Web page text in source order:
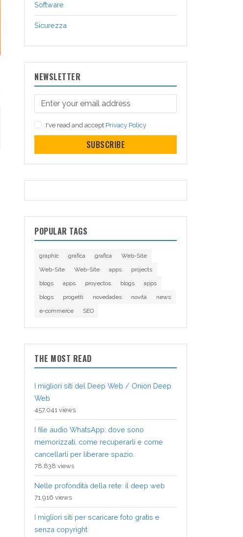
Software
Sicurezza
NEWSLETTER
I've read and accept Privacy Policy
SUBSCRIBE
POPULAR TAGS
graphic grafica grafica
Web-Site
Web-Site
Web-Site apps
projects
blogs
apps proyectos blogs
apps
blogs
progetti novedades novità
news
e-commerce
SEO
THE MOST READ
I migliori siti del Deep Web / Onion Deep
Web
457,041 views
I file audio WhatsApp: dove sono
memorizzati, come recuperarli e come
cancellarli per liberare spazio.
78,838 views
Nelle profondità della rete: il deep web
71,916 views
I migliori siti per scaricare foto gratis e
senza copyright